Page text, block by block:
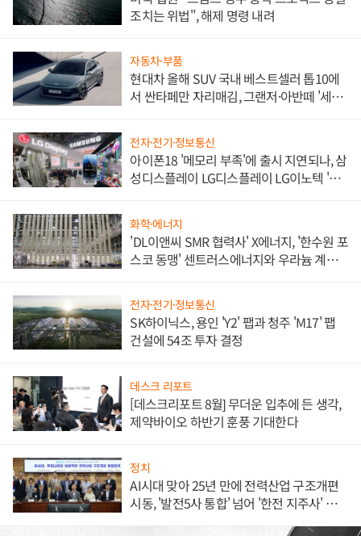
조치는 위법", 해제 명령 내려
자동차·부품
현대차 올해 SUV 국내 베스트셀러 톱10에
서 싼타페만 자리매김, 그랜저·아반떼 '세단
전자·전기·정보통신
아이폰18 '메모리 부족'에 출시 지연되나, 삼
성디스플레이 LG디스플레이 LG이노텍 '탈
화학·에너지
'DL이앤씨 SMR 협력사' X에너지, '한수원 포
스코 동맹' 센트러스에너지와 우라늄 계약
전자·전기·정보통신
SK하이닉스, 용인 'Y2' 팹과 청주 'M17' 팹
건설에 54조 투자 결정
데스크 리포트
[데스크리포트 8월] 무더운 입추에 든 생각,
제약바이오 하반기 훈풍 기대한다
정치
AI시대 맞아 25년 만에 전력산업 구조개편
시동, '발전5사 통합' 넘어 '한전 지주사' 재편